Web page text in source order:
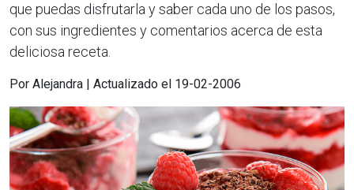
que puedas disfrutarla y saber cada uno de los pasos,
con sus ingredientes y comentarios acerca de esta
deliciosa receta.
Por Alejandra | Actualizado el 19-02-2006